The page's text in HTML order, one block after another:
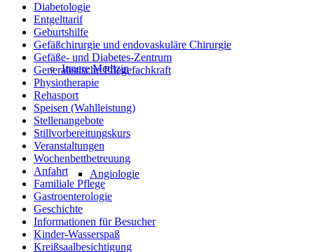
Innere Medizin
Angiologie
Diabetologie
Entgelttarif
Geburtshilfe
Gefäßchirurgie und endovaskuläre Chirurgie
Gefäße- und Diabetes-Zentrum
Generalistische Pflegefachkraft
Physiotherapie
Rehasport
Speisen (Wahlleistung)
Stellenangebote
Stillvorbereitungskurs
Veranstaltungen
Wochenbettbetreuung
Anfahrt
Familiale Pflege
Gastroenterologie
Geschichte
Informationen für Besucher
Kinder-Wasserspaß
Kreißsaalbesichtigung